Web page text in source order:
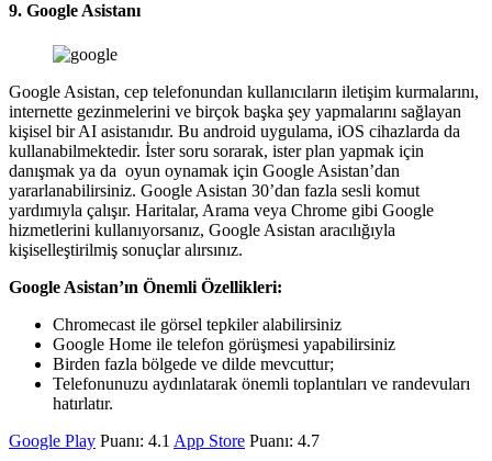
9. Google Asistanı
Google Asistan, cep telefonundan kullanıcıların iletişim kurmalarını,
internette gezinmelerini ve birçok başka şey yapmalarını sağlayan
kişisel bir AI asistanıdır. Bu android uygulama, iOS cihazlarda da
kullanabilmektedir. İster soru sorarak, ister plan yapmak için
danışmak ya da oyun oynamak için Google Asistan’dan
yararlanabilirsiniz. Google Asistan 30’dan fazla sesli komut
yardımıyla çalışır. Haritalar, Arama veya Chrome gibi Google
hizmetlerini kullanıyorsanız, Google Asistan aracılığıyla
kişiselleştirilmiş sonuçlar alırsınız.
Google Asistan’ın Önemli Özellikleri:
Chromecast ile görsel tepkiler alabilirsiniz
Google Home ile telefon görüşmesi yapabilirsiniz
Birden fazla bölgede ve dilde mevcuttur;
Telefonunuzu aydınlatarak önemli toplantıları ve randevuları
hatırlatır.
Google Play Puanı: 4.1 App Store Puanı: 4.7